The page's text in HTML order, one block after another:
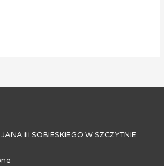
III SOBIESKIEGO W SZCZYTNIE